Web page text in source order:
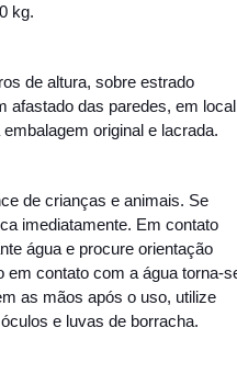
kg.
de altura, sobre estrado
afastado das paredes, em local
original e lacrada.
de crianças e animais. Se
imediatamente. Em contato
água e procure orientação
em contato com a água torna-
as mãos após o uso, utilize
e luvas de borracha.